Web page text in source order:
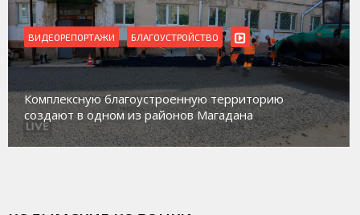
ВИДЕОРЕПОРТАЖИ
Магадан присоединился к пилотному проекту по
работе с несовершеннолетними из групп
социального риска «Переправа»